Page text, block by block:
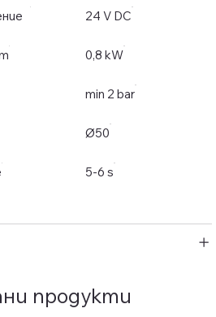
24 V DC
0,8 kW
min 2 bar
Ø50
5-6 s
продукти